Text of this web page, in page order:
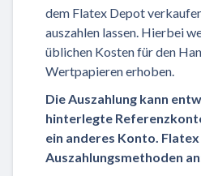
dem Flatex Depot
auszahlen lassen. Hierbei
üblichen Kosten für den
Wertpapieren erhoben.
Die Auszahlung kann
hinterlegte
ein anderes Konto.
Auszahlungsmethoden